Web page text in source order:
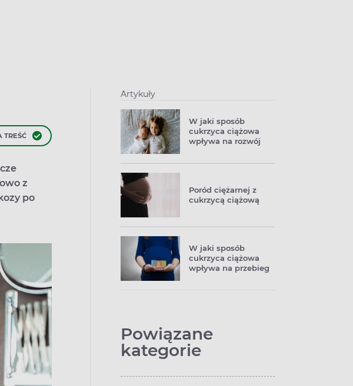
TREŚĆ
z
po
Artykuły
W jaki sposób
cukrzyca ciążowa
wpływa na rozwój
Poród ciężarnej z
cukrzycą ciążową
W jaki sposób
cukrzyca ciążowa
wpływa na przebieg
Powiązane
kategorie